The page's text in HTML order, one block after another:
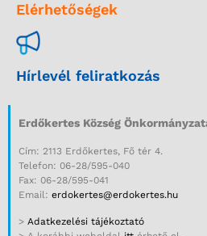
Elérhetőségek
Hírlevél feliratkozás
Erdőkertes Község
Cím: 2113 Erdőkertes, Fő tér 4.
Telefon: 06-28/595-040
Fax: 06-28/595-041
Email: erdokertes@erdokertes.hu
> Adatkezelési tájékoztató